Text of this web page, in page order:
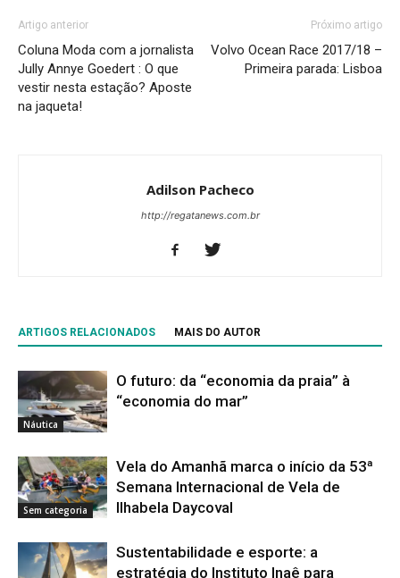
Artigo anterior
Coluna Moda com a jornalista
Jully Annye Goedert : O que
vestir nesta estação? Aposte
na jaqueta!
Próximo artigo
Volvo Ocean Race 2017/18 –
Primeira parada: Lisboa
Adilson Pacheco
http://regatanews.com.br
ARTIGOS RELACIONADOS MAIS DO AUTOR
Náutica
O futuro: da “economia da praia” à
“economia do mar”
Sem categoria
Vela do Amanhã marca o início da 53ª
Semana Internacional de Vela de
Ilhabela Daycoval
Sustentabilidade e esporte: a
estratégia do Instituto Inaê para